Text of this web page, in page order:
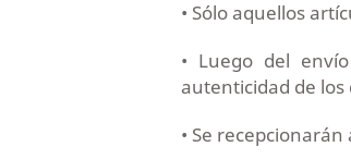
• Sólo aquellos
• Luego del
autenticidad de los
• Se